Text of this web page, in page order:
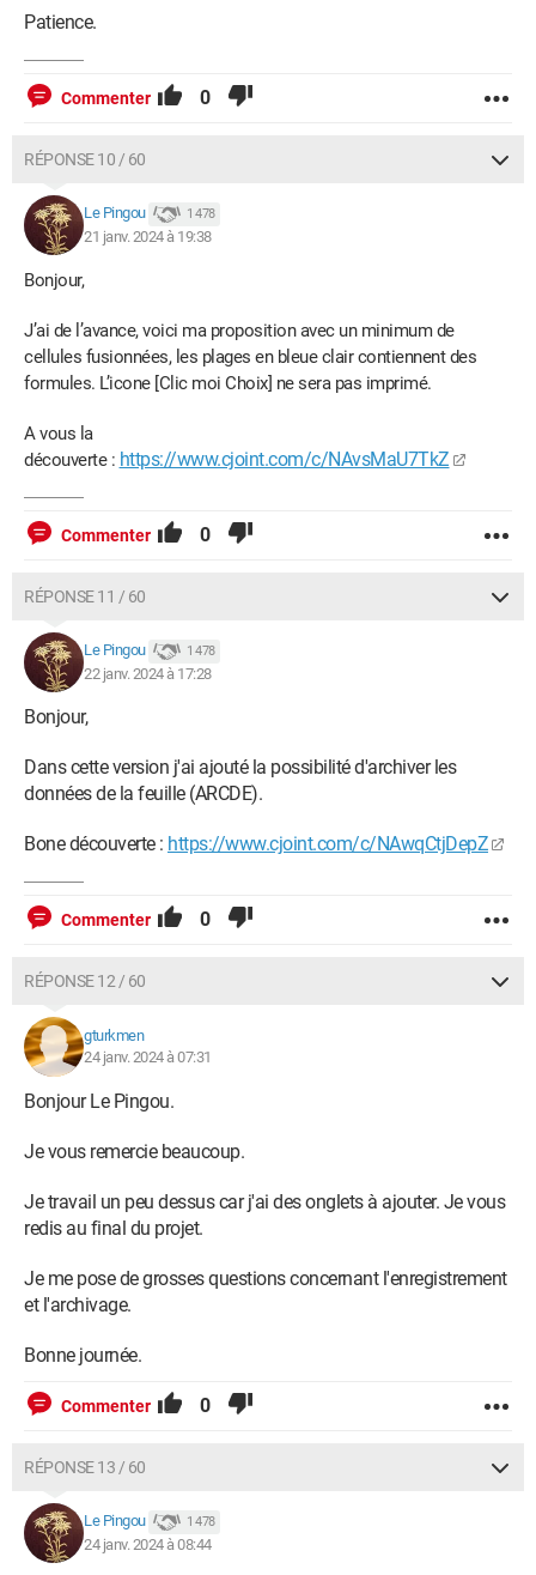
Patience.
Commenter 0
RÉPONSE 10 / 60
Le Pingou 1 478
21 janv. 2024 à 19:38
Bonjour,
J’ai de l’avance, voici ma proposition avec un minimum de
cellules fusionnées, les plages en bleue clair contiennent des
formules. L’icone [Clic moi Choix] ne sera pas imprimé.
A vous la
découverte : https://www.cjoint.com/c/NAvsMaU7TkZ
Commenter 0
RÉPONSE 11 / 60
Le Pingou 1 478
22 janv. 2024 à 17:28
Bonjour,
Dans cette version j'ai ajouté la possibilité d'archiver les
données de la feuille (ARCDE).
Bone découverte : https://www.cjoint.com/c/NAwqCtjDepZ
Commenter 0
RÉPONSE 12 / 60
gturkmen
24 janv. 2024 à 07:31
Bonjour Le Pingou.
Je vous remercie beaucoup.
Je travail un peu dessus car j'ai des onglets à ajouter. Je vous
redis au final du projet.
Je me pose de grosses questions concernant l'enregistrement
et l'archivage.
Bonne journée.
Commenter 0
RÉPONSE 13 / 60
Le Pingou 1 478
24 janv. 2024 à 08:44